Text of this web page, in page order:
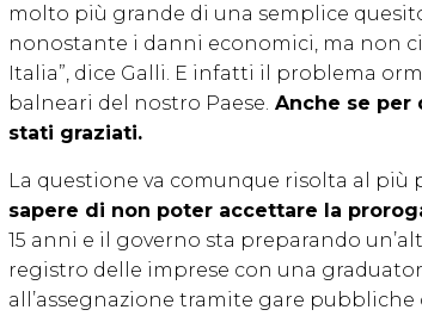
molto più grande di una semplice
nonostante i danni economici, ma non
Italia”, dice Galli. E infatti il problema
balneari del nostro Paese. Anche se per
stati graziati.
La questione va comunque risolta al più
sapere di non poter accettare la
15 anni e il governo sta preparando
registro delle imprese con una
all’assegnazione tramite gare